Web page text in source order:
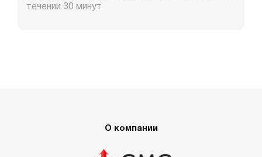
течении 30 минут
О компании